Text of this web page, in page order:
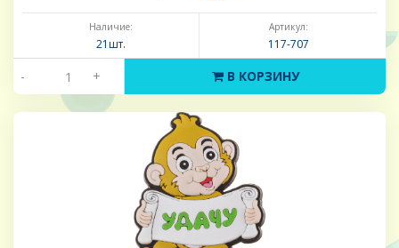
Наличие:
21шт.
Артикул:
117-707
- + В КОРЗИНУ